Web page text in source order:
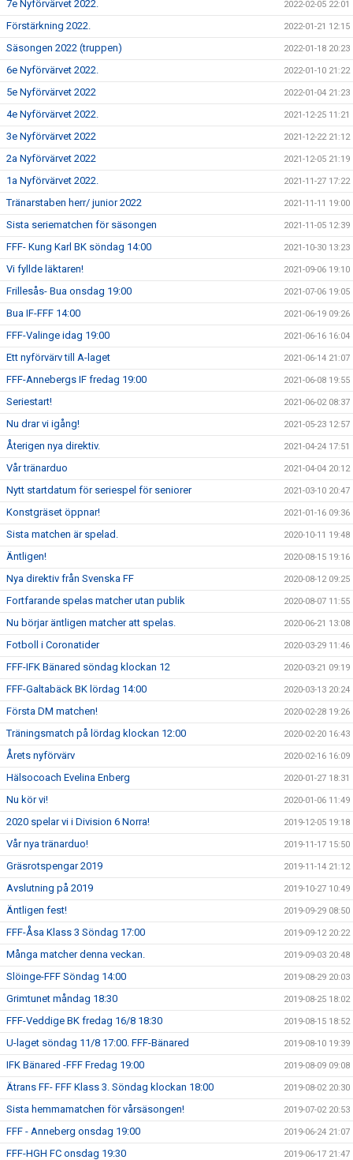
7e Nyförvärvet 2022. 2022-02-05 22:01
Förstärkning 2022. 2022-01-21 12:15
Säsongen 2022 (truppen) 2022-01-18 20:23
6e Nyförvärvet 2022. 2022-01-10 21:22
5e Nyförvärvet 2022 2022-01-04 21:23
4e Nyförvärvet 2022. 2021-12-25 11:21
3e Nyförvärvet 2022 2021-12-22 21:12
2a Nyförvärvet 2022 2021-12-05 21:19
1a Nyförvärvet 2022. 2021-11-27 17:22
Tränarstaben herr/ junior 2022 2021-11-11 19:00
Sista seriematchen för säsongen 2021-11-05 12:39
FFF- Kung Karl BK söndag 14:00 2021-10-30 13:23
Vi fyllde läktaren! 2021-09-06 19:10
Frillesås- Bua onsdag 19:00 2021-07-06 19:05
Bua IF-FFF 14:00 2021-06-19 09:26
FFF-Valinge idag 19:00 2021-06-16 16:04
Ett nyförvärv till A-laget 2021-06-14 21:07
FFF-Annebergs IF fredag 19:00 2021-06-08 19:55
Seriestart! 2021-06-02 08:37
Nu drar vi igång! 2021-05-23 12:57
Återigen nya direktiv. 2021-04-24 17:51
Vår tränarduo 2021-04-04 20:12
Nytt startdatum för seriespel för seniorer 2021-03-10 20:47
Konstgräset öppnar! 2021-01-16 09:36
Sista matchen är spelad. 2020-10-11 19:48
Äntligen! 2020-08-15 19:16
Nya direktiv från Svenska FF 2020-08-12 09:25
Fortfarande spelas matcher utan publik 2020-08-07 11:55
Nu börjar äntligen matcher att spelas. 2020-06-21 13:08
Fotboll i Coronatider 2020-03-29 11:46
FFF-IFK Bänared söndag klockan 12 2020-03-21 09:19
FFF-Galtabäck BK lördag 14:00 2020-03-13 20:24
Första DM matchen! 2020-02-28 19:26
Träningsmatch på lördag klockan 12:00 2020-02-20 16:43
Årets nyförvärv 2020-02-16 16:09
Hälsocoach Evelina Enberg 2020-01-27 18:31
Nu kör vi! 2020-01-06 11:49
2020 spelar vi i Division 6 Norra! 2019-12-05 19:18
Vår nya tränarduo! 2019-11-17 15:50
Gräsrotspengar 2019 2019-11-14 21:12
Avslutning på 2019 2019-10-27 10:49
Äntligen fest! 2019-09-29 08:50
FFF-Åsa Klass 3 Söndag 17:00 2019-09-12 20:22
Många matcher denna veckan. 2019-09-03 20:48
Slöinge-FFF Söndag 14:00 2019-08-29 20:03
Grimtunet måndag 18:30 2019-08-25 18:02
FFF-Veddige BK fredag 16/8 18:30 2019-08-15 18:52
U-laget söndag 11/8 17:00. FFF-Bänared 2019-08-10 19:39
IFK Bänared -FFF Fredag 19:00 2019-08-09 09:08
Ätrans FF- FFF Klass 3. Söndag klockan 18:00 2019-08-02 20:30
Sista hemmamatchen för vårsäsongen! 2019-07-02 20:53
FFF - Anneberg onsdag 19:00 2019-06-24 21:07
FFF-HGH FC onsdag 19:30 2019-06-17 21:47